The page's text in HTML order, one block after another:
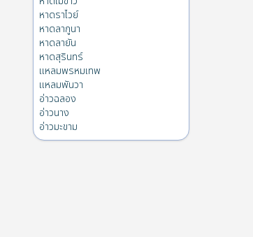
หาดราไวย์
หาดลากูนา
หาดลายัน
หาดสุรินทร์
แหลมพรหมเทพ
แหลมพันวา
อ่าวฉลอง
อ่าวนาง
อ่าวมะขาม